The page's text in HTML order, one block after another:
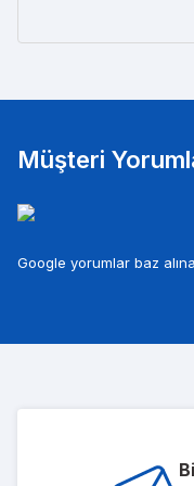
Müşteri
Google yorumlar baz